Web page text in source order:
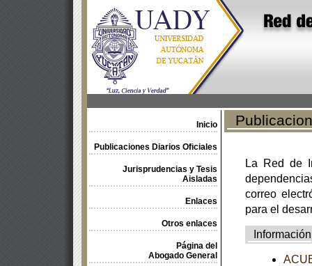
Inicio
Publicaciones Diarios Oficiales
Jurisprudencias y Tesis
Aisladas
Enlaces
Otros enlaces
Página del
Abogado General
La Red de
correo
para el
Información